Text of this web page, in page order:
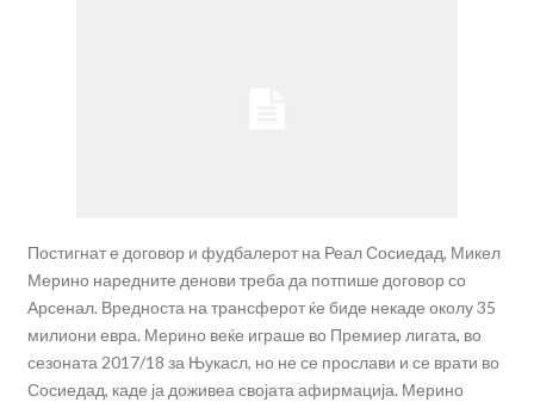
Постигнат е договор и фудбалерот на Реал Сосиедад, Микел
Мерино наредните денови треба да потпише договор со
Арсенал. Вредноста на трансферот ќе биде некаде околу 35
милиони евра. Мерино веќе играше во Премиер лигата, во
сезоната 2017/18 за Њукасл, но не се прослави и се врати во
Сосиедад, каде ја доживеа својата афирмација. Мерино